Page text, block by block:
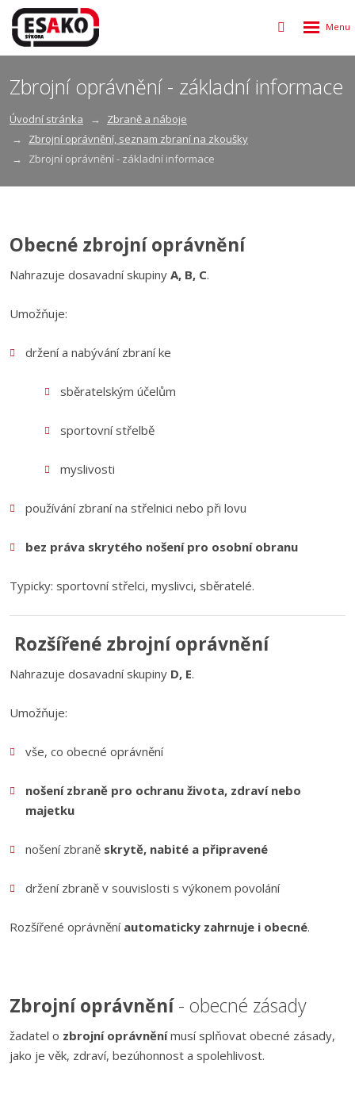
Vyhledávání
Rozbalení
Zbrojní oprávnění - základní informace
Úvodní stránka
Zbraně a náboje
Zbrojní oprávnění, seznam zbraní na zkoušky
Zbrojní oprávnění - základní informace
Obecné zbrojní oprávnění
Nahrazuje dosavadní skupiny A, B, C.
Umožňuje:
držení a nabývání zbraní ke
sběratelským účelům
sportovní střelbě
myslivosti
používání zbraní na střelnici nebo při lovu
bez práva skrytého nošení pro osobní obranu
Typicky: sportovní střelci, myslivci, sběratelé.
Rozšířené zbrojní oprávnění
Nahrazuje dosavadní skupiny D, E.
Umožňuje:
vše, co obecné oprávnění
nošení zbraně pro ochranu života, zdraví nebo
majetku
nošení zbraně skrytě, nabité a připravené
držení zbraně v souvislosti s výkonem povolání
Rozšířené oprávnění automaticky zahrnuje i obecné.
Zbrojní oprávnění- obecné zásady
žadatel o zbrojní oprávněnímusí splňovat obecné zásady,
jako je věk, zdraví, bezúhonnost a spolehlivost.